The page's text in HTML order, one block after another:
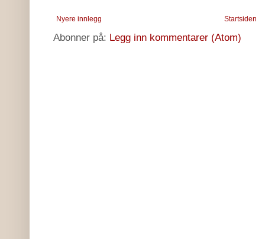
Nyere innlegg Startsiden
Abonner på: Legg inn kommentarer (Atom)